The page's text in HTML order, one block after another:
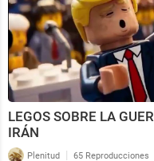
LEGOS SOBRE LA
IRÁN
Plenitud | 65 Reproducciones